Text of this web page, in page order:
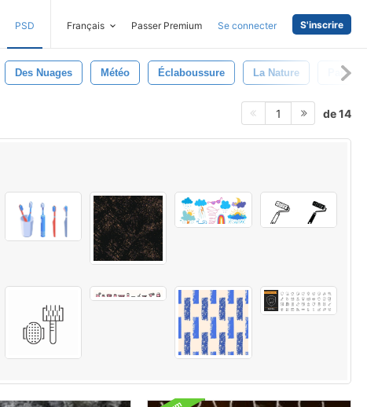
PSD Français Passer Premium Se connecter S'inscrire
Des Nuages Météo Éclaboussure La Nature
1 de 14